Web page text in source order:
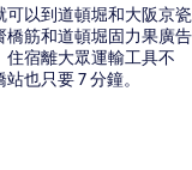
可以到道頓堀和大阪京瓷
橋筋和道頓堀固力果廣告
宿離大眾運輸工具不
也只要 7 分鐘。